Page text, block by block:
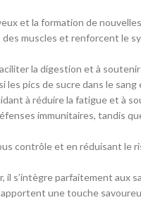
et la formation de
muscles et renforcent le
la digestion et à
les pics de sucre dans le
à réduire la fatigue et à
immunitaires, tandis
contrôle et en réduisant le
s’intègre parfaitement aux
une touche